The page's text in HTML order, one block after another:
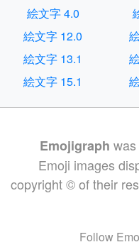
絵文字 4.0
絵文字 12.0
絵文字 13.1
絵文字 15.1
Emojigraph
Emoji images
copyright © of their
Follow